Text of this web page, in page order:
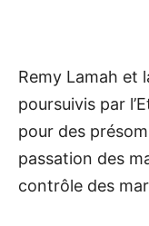
Remy Lamah et
poursuivis par
pour des
passation des
contrôle des